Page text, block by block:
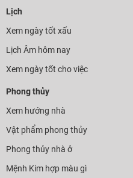
Lịch
Xem ngày tốt xấu
Lịch Âm hôm nay
Xem ngày tốt cho việc
Phong thủy
Xem hướng nhà
Vật phẩm phong thủy
Phong thủy nhà ở
Mệnh Kim hợp màu gì